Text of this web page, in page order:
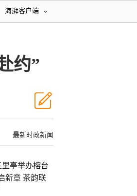
海湃客户端
约”
最新时政新闻
里亭举办榕台
新章 茶韵联